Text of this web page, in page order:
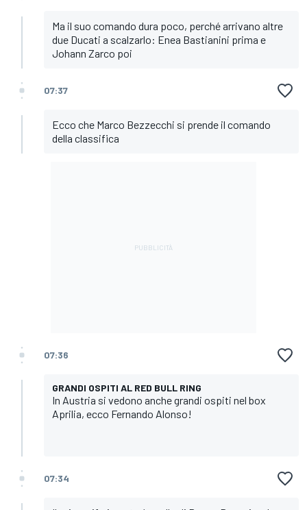
Ma il suo comando dura poco, perché arrivano altre
due Ducati a scalzarlo: Enea Bastianini prima e
Johann Zarco poi
07:37
Ecco che Marco Bezzecchi si prende il comando
della classifica
07:36
GRANDI OSPITI AL RED BULL RING
In Austria si vedono anche grandi ospiti nel box
Aprilia, ecco Fernando Alonso!
07:34